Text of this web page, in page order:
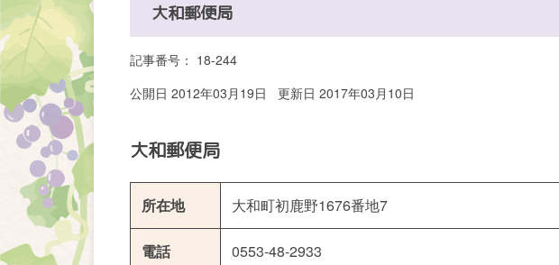
大和郵便局
記事番号： 18-244
公開日 2012年03月19日
更新日 2017年03月10日
大和郵便局
所在地 大和町初鹿野1676番地7
電話 0553-48-2933